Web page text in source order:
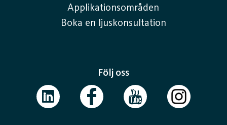
Applikationsområden
Boka en ljuskonsultation
Följ oss